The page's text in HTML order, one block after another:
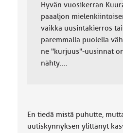
Hyvän vuosikerran
paaaljon
vaikka uusintakierros
paremmalla puolella
ne "kurjuus"-uusinnat
nähty....
En tiedä mistä puhutte,
uutiskynnyksen ylittänyt